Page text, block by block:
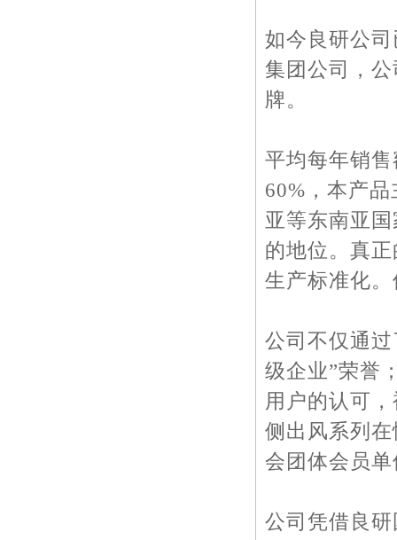
如今良研公
集团公司，
牌。
平均每年销
60%，本产
亚等东南亚
的地位。真
生产标准化
公司不仅通
级企业”荣誉
用户的认可
侧出风系列
会团体会员
公司凭借良